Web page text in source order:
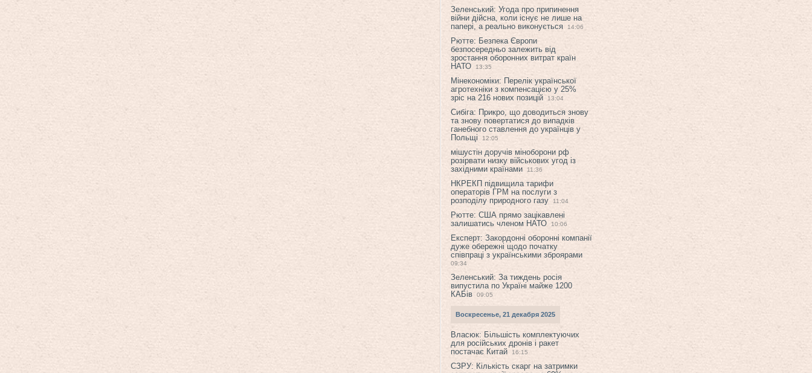
Зеленський: Угода про припинення
війни дійсна, коли існує не лише на
папері, а реально виконується
14:06
Рютте: Безпека Європи
безпосередньо залежить від
зростання оборонних витрат країн
НАТО
13:35
Мінекономіки: Перелік української
агротехніки з компенсацією у 25%
зріс на 216 нових позицій
13:04
Сибіга: Прикро, що доводиться знову
та знову повертатися до випадків
ганебного ставлення до українців у
Польщі
12:05
мішустін доручів міноборони рф
розірвати низку військових угод із
західними країнами
11:36
НКРЕКП підвищила тарифи
операторів ГРМ на послуги з
розподілу природного газу
11:04
Рютте: США прямо зацікавлені
залишатись членом НАТО
10:06
Експерт: Закордонні оборонні компанії
дуже обережні щодо початку
співпраці з українськими зброярами
09:34
Зеленський: За тиждень росія
випустила по Україні майже 1200
КАБів
09:05
Воскресенье, 21 декабря 2025
Власюк: Більшість комплектуючих
для російських дронів і ракет
постачає Китай
16:15
СЗРУ: Кількість скарг на затримки